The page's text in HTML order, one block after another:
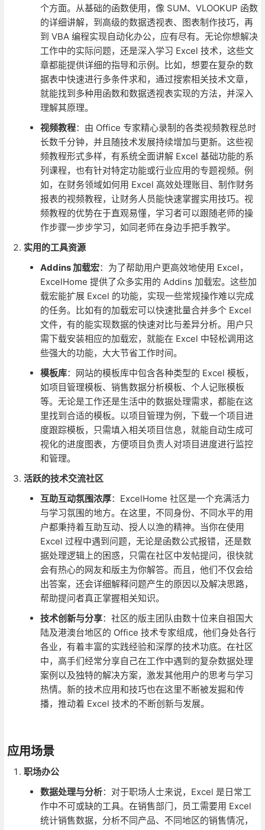
个方面。从基础的函数使用，像 SUM、VLOOKUP 函数
的详细讲解，到高级的数据透视表、图表制作技巧，再
到 VBA 编程实现自动化办公，应有尽有。无论你想解决
工作中的实际问题，还是深入学习 Excel 技术，这些文
章都能提供详细的指导和示例。比如，想要在复杂的数
据表中快速进行多条件求和，通过搜索相关技术文章，
就能找到多种用函数和数据透视表实现的方法，并深入
理解其原理。
视频教程：由 Office 专家精心录制的各类视频教程总时
长数千分钟，并且随技术发展持续增加与更新。这些视
频教程形式多样，有系统全面讲解 Excel 基础功能的系
列课程，也有针对特定功能或行业应用的专题视频。例
如，在财务领域如何用 Excel 高效处理账目、制作财务
报表的视频教程，让财务人员能快速掌握实用技巧。视
频教程的优势在于直观易懂，学习者可以跟随老师的操
作步骤一步步学习，如同老师在身边手把手教学。
实用的工具资源
Addins 加载宏：为了帮助用户更高效地使用 Excel，
ExcelHome 提供了众多实用的 Addins 加载宏。这些加
载宏能扩展 Excel 的功能，实现一些常规操作难以完成
的任务。比如有的加载宏可以快速批量合并多个 Excel
文件，有的能实现数据的快速对比与差异分析。用户只
需下载安装相应的加载宏，就能在 Excel 中轻松调用这
些强大的功能，大大节省工作时间。
模板库：网站的模板库中包含各种类型的 Excel 模板，
如项目管理模板、销售数据分析模板、个人记账模板
等。无论是工作还是生活中的数据处理需求，都能在这
里找到合适的模板。以项目管理为例，下载一个项目进
度跟踪模板，只需填入相关项目信息，就能自动生成可
视化的进度图表，方便项目负责人对项目进度进行监控
和管理。
活跃的技术交流社区
互助互动氛围浓厚：ExcelHome 社区是一个充满活力
与学习氛围的地方。在这里，不同身份、不同水平的用
户都秉持着互助互动、授人以渔的精神。当你在使用
Excel 过程中遇到问题，无论是函数公式报错，还是数
据处理逻辑上的困惑，只需在社区中发帖提问，很快就
会有热心的网友和版主为你解答。而且，他们不仅会给
出答案，还会详细解释问题产生的原因以及解决思路，
帮助提问者真正掌握相关知识。
技术创新与分享：社区的版主团队由数十位来自祖国大
陆及港澳台地区的 Office 技术专家组成，他们身处各行
各业，有着丰富的实践经验和深厚的技术功底。在社区
中，高手们经常分享自己在工作中遇到的复杂数据处理
案例以及独特的解决方案，激发其他用户的思考与学习
热情。新的技术应用和技巧也在这里不断被发掘和传
播，推动着 Excel 技术的不断创新与发展。
应用场景
职场办公
数据处理与分析：对于职场人士来说，Excel 是日常工
作中不可或缺的工具。在销售部门，员工需要用 Excel
统计销售数据，分析不同产品、不同地区的销售情况，